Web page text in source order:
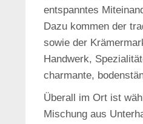
entspanntes
Dazu kommen der
sowie der
Handwerk,
charmante,
Überall im Ort ist
Mischung aus